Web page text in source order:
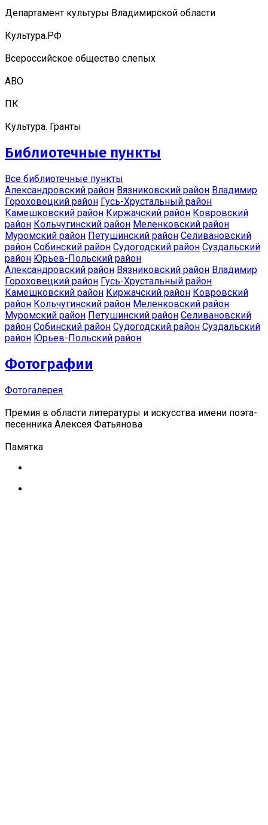
Департамент культуры Владимирской области
Культура.РФ
Всероссийское общество слепых
АВО
ПК
Культура. Гранты
Библиотечные пункты
Все библиотечные пункты
Александровский район Вязниковский район Владимир
Гороховецкий район Гусь-Хрустальный район
Камешковский район Киржачский район Ковровский
район Кольчугинский район Меленковский район
Муромский район Петушинский район Селивановский
район Собинский район Судогодский район Суздальский
район Юрьев-Польский район
Александровский район Вязниковский район Владимир
Гороховецкий район Гусь-Хрустальный район
Камешковский район Киржачский район Ковровский
район Кольчугинский район Меленковский район
Муромский район Петушинский район Селивановский
район Собинский район Судогодский район Суздальский
район Юрьев-Польский район
Фотографии
Фотогалерея
Премия в области литературы и искусства имени поэта-
песенника Алексея Фатьянова
Памятка